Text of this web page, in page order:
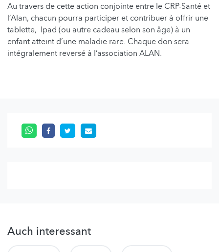
Au travers de cette action conjointe entre le CRP-Santé et
l’Alan, chacun pourra participer et contribuer à offrir une
tablette, Ipad (ou autre cadeau selon son âge) à un
enfant atteint d’une maladie rare. Chaque don sera
intégralement reversé à l’association ALAN.
Auch interessant